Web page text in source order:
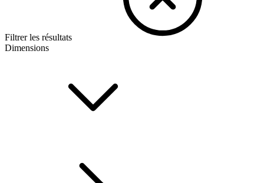
Filtrer les résultats
Dimensions